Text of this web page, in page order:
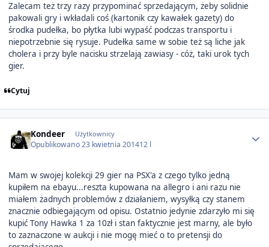
Zalecam też trzy razy przypominać sprzedającym, żeby solidnie
pakowali gry i wkładali coś (kartonik czy kawałek gazety) do
środka pudełka, bo płytka lubi wypaść podczas transportu i
niepotrzebnie się rysuje. Pudełka same w sobie też są liche jak
cholera i przy byle nacisku strzelają zawiasy - cóż, taki urok tych
gier.
Cytuj
Kondeer Użytkownicy
Opublikowano23 kwietnia 201412 l
Mam w swojej kolekcji 29 gier na PSX'a z czego tylko jedną
kupiłem na ebayu...reszta kupowana na allegro i ani razu nie
miałem żadnych problemów z działaniem, wysyłką czy stanem
znacznie odbiegającym od opisu. Ostatnio jedynie zdarzyło mi się
kupić Tony Hawka 1 za 10zł i stan faktycznie jest marny, ale było
to zaznaczone w aukcji i nie mogę mieć o to pretensji do